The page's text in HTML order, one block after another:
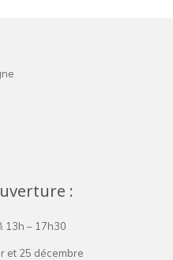
:
13h – 17h30
et 25 décembre